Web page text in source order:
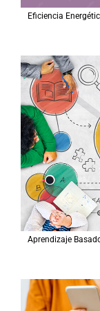
Eficiencia
Aprendizaje